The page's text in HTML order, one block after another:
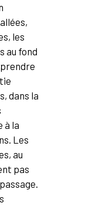
les
au fond
dans la
à la
Les
au
pas